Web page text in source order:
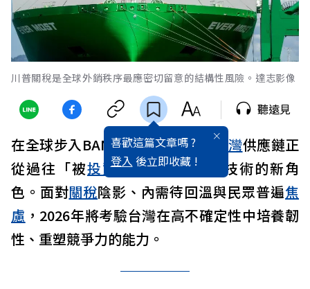
川普關稅是全球外銷秩序最應密切留意的結構性風險。達志影像
喜歡這篇文章嗎 ?
登入 後立即收藏 !
聽遠見
在全球步入BANI脆弱年代之際，台灣供應鏈正
從過往「被投資」轉為向外輸出技術的新角
色。面對關稅陰影、內需待回溫與民眾普遍焦
慮 ，2026年將考驗台灣在高不確定性中培養韌
性、重塑競爭力的能力。